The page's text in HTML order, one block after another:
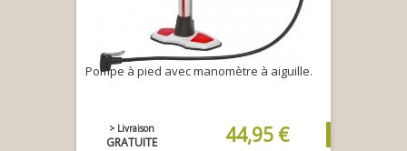
Pompe à pied avec manomètre à aiguille.
> Livraison
GRATUITE 44,95 €